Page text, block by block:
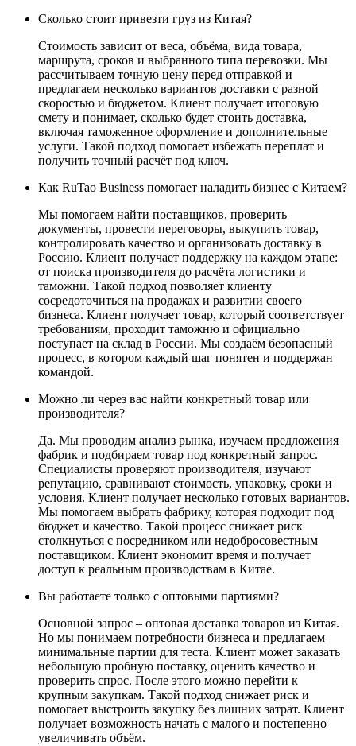
Сколько стоит привезти груз из Китая?
Стоимость зависит от веса, объёма, вида товара,
маршрута, сроков и выбранного типа перевозки. Мы
рассчитываем точную цену перед отправкой и
предлагаем несколько вариантов доставки с разной
скоростью и бюджетом. Клиент получает итоговую
смету и понимает, сколько будет стоить доставка,
включая таможенное оформление и дополнительные
услуги. Такой подход помогает избежать переплат и
получить точный расчёт под ключ.
Как RuTao Business помогает наладить бизнес с Китаем?
Мы помогаем найти поставщиков, проверить
документы, провести переговоры, выкупить товар,
контролировать качество и организовать доставку в
Россию. Клиент получает поддержку на каждом этапе:
от поиска производителя до расчёта логистики и
таможни. Такой подход позволяет клиенту
сосредоточиться на продажах и развитии своего
бизнеса. Клиент получает товар, который соответствует
требованиям, проходит таможню и официально
поступает на склад в России. Мы создаём безопасный
процесс, в котором каждый шаг понятен и поддержан
командой.
Можно ли через вас найти конкретный товар или
производителя?
Да. Мы проводим анализ рынка, изучаем предложения
фабрик и подбираем товар под конкретный запрос.
Специалисты проверяют производителя, изучают
репутацию, сравнивают стоимость, упаковку, сроки и
условия. Клиент получает несколько готовых вариантов.
Мы помогаем выбрать фабрику, которая подходит под
бюджет и качество. Такой процесс снижает риск
столкнуться с посредником или недобросовестным
поставщиком. Клиент экономит время и получает
доступ к реальным производствам в Китае.
Вы работаете только с оптовыми партиями?
Основной запрос – оптовая доставка товаров из Китая.
Но мы понимаем потребности бизнеса и предлагаем
минимальные партии для теста. Клиент может заказать
небольшую пробную поставку, оценить качество и
проверить спрос. После этого можно перейти к
крупным закупкам. Такой подход снижает риск и
помогает выстроить закупку без лишних затрат. Клиент
получает возможность начать с малого и постепенно
увеличивать объём.